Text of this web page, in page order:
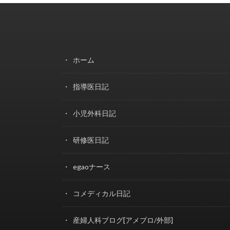
ホーム
指導医日記
小児外科日記
研修医日記
egaoナース
コメディカル日記
産婦人科ブログ[アメブロ/外部]